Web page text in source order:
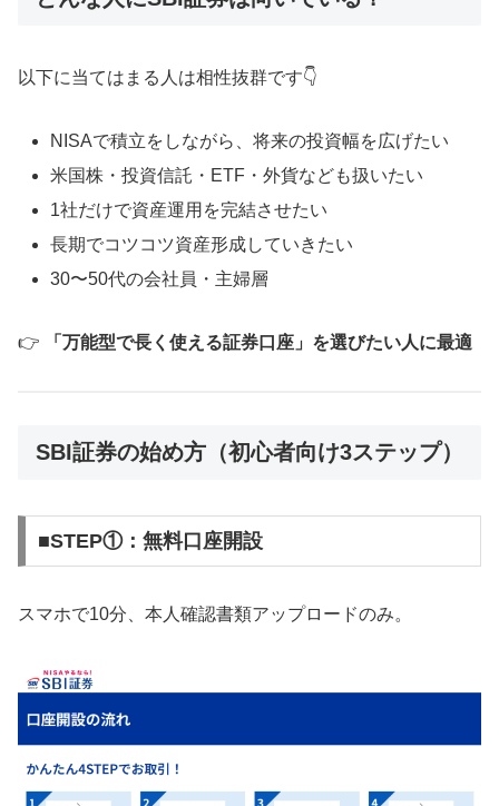
以下に当てはまる人は相性抜群です👇
NISAで積立をしながら、将来の投資幅を広げたい
米国株・投資信託・ETF・外貨なども扱いたい
1社だけで資産運用を完結させたい
長期でコツコツ資産形成していきたい
30〜50代の会社員・主婦層
👉 「万能型で長く使える証券口座」を選びたい人に最適
SBI証券の始め方（初心者向け3ステップ）
■STEP①：無料口座開設
スマホで10分、本人確認書類アップロードのみ。